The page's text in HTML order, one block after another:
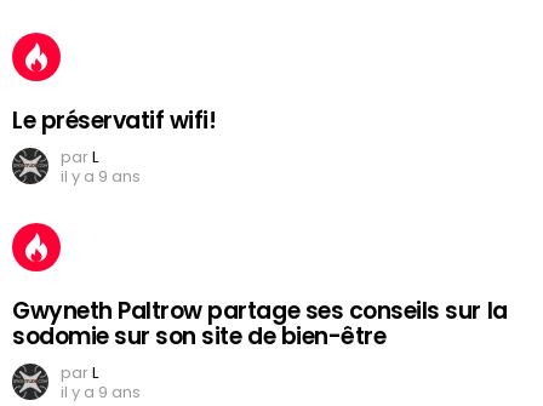
Le préservatif wifi!
parL
il y a 9 ans
Gwyneth Paltrow partage ses conseils sur la
sodomie sur son site de bien-être
parL
il y a 9 ans